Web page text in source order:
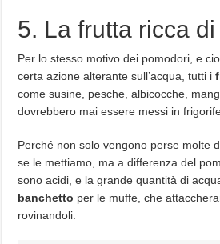
5. La frutta ricca
Per lo stesso motivo dei pomodori, e
certa azione alterante sull’acqua, tutti i
come susine, pesche, albicocche,
dovrebbero mai essere messi in
Perché non solo vengono perse molte
se le mettiamo, ma a differenza del
sono acidi, e la grande quantità di
banchetto per le muffe, che
rovinandoli.